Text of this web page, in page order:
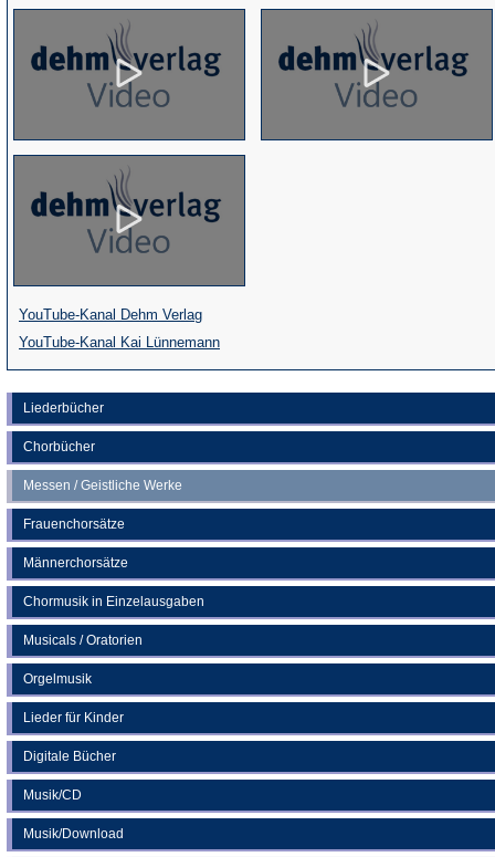
Liederbücher
Chorbücher
Messen / Geistliche Werke
Frauenchorsätze
Männerchorsätze
Chormusik in Einzelausgaben
Musicals / Oratorien
Orgelmusik
Lieder für Kinder
Digitale Bücher
Musik/CD
Musik/Download
YouTube-Kanal Dehm Verlag(Öffnet
in
einem
neuen
Tab)
YouTube-Kanal Kai Lünnemann(Öffnet
in
einem
neuen